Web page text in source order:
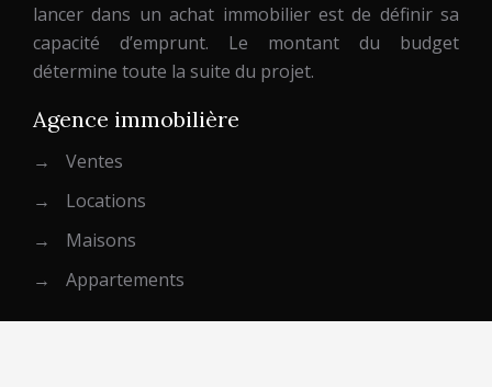
lancer dans un achat immobilier est de définir sa
capacité d’emprunt. Le montant du budget
détermine toute la suite du projet.
Agence immobilière
→
Ventes
→
Locations
→
Maisons
→
Appartements